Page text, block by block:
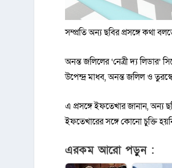
সম্প্রতি অন্য ছবির প্রসঙ্গে কথা
অনন্ত জলিলের ‘নেত্রী দ্য লিডার’
উপেন্দ্র মাধব, অনন্ত জলিল ও
এ প্রসঙ্গে ইফতেখার জানান, অন্য
ইফতেখারের সঙ্গে কোনো চুক্তি
এরকম আরো পড়ুন :